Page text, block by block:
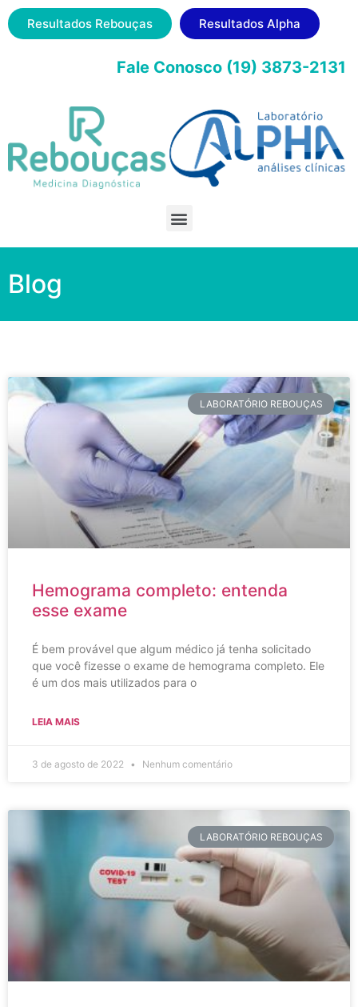
Resultados Rebouças Resultados Alpha
Fale Conosco (19) 3873-2131
Blog
LABORATÓRIO REBOUÇAS
Hemograma completo: entenda
esse exame
É bem provável que algum médico já tenha solicitado
que você fizesse o exame de hemograma completo. Ele
é um dos mais utilizados para o
LEIA MAIS
3 de agosto de 2022 Nenhum comentário
LABORATÓRIO REBOUÇAS